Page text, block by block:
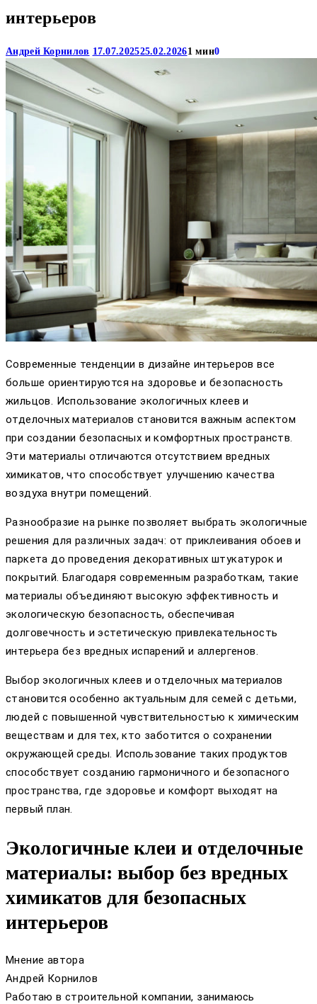
интерьеров
Андрей Корнилов 17.07.202525.02.20261 мин0
Современные тенденции в дизайне интерьеров все
больше ориентируются на здоровье и безопасность
жильцов. Использование экологичных клеев и
отделочных материалов становится важным аспектом
при создании безопасных и комфортных пространств.
Эти материалы отличаются отсутствием вредных
химикатов, что способствует улучшению качества
воздуха внутри помещений.
Разнообразие на рынке позволяет выбрать экологичные
решения для различных задач: от приклеивания обоев и
паркета до проведения декоративных штукатурок и
покрытий. Благодаря современным разработкам, такие
материалы объединяют высокую эффективность и
экологическую безопасность, обеспечивая
долговечность и эстетическую привлекательность
интерьера без вредных испарений и аллергенов.
Выбор экологичных клеев и отделочных материалов
становится особенно актуальным для семей с детьми,
людей с повышенной чувствительностью к химическим
веществам и для тех, кто заботится о сохранении
окружающей среды. Использование таких продуктов
способствует созданию гармоничного и безопасного
пространства, где здоровье и комфорт выходят на
первый план.
Экологичные клеи и отделочные
материалы: выбор без вредных
химикатов для безопасных
интерьеров
Мнение автора
Андрей Корнилов
Работаю в строительной компании, занимаюсь